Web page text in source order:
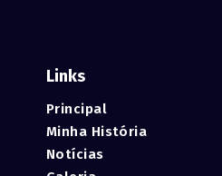
Links
Principal
Minha História
Notícias